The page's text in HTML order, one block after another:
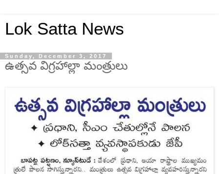
Lok Satta News
Sunday, December 3, 2017
ఉత్సవ విగ్రహాల్లా మంత్రులు